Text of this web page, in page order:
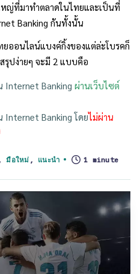
หญ่ที่มาทำตลาดในไทยและเป็นที่
Banking กันทั้งนั้น
ยออนไลน์แบงค์กิ้งของแต่ล่ะโบรคก็
รุปง่ายๆ จะมี 2 แบบคือ
Internet Banking ผ่านเว็บไซต์
Internet Banking โดยไม่ผ่าน
มือใหม่ , แนะนำ 1 minute